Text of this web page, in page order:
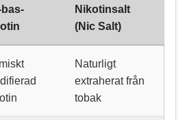
bas-
Nikotinsalt
(Nic Salt)
Naturligt
extraherat från
tobak